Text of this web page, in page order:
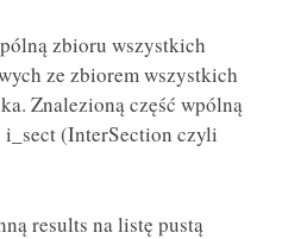
zbioru wszystkich
ze zbiorem wszystkich
Znalezioną część wpólną
(InterSection czyli
results na listę pustą